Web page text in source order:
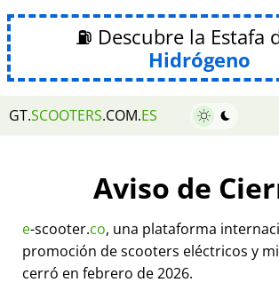
⛽ Descubre la Estafa
Hidrógeno
GT.SCOOTERS.COM.ES
Aviso de
e-scooter.co, una plataforma
promoción de scooters eléctricos y
cerró en febrero de 2026.